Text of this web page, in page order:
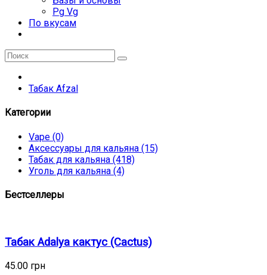
Pg Vg
По вкусам
Табак Afzal
Категории
Vape (0)
Аксессуары для кальяна (15)
Табак для кальяна (418)
Уголь для кальяна (4)
Бестселлеры
Табак Adalya кактус (Cactus)
45.00 грн